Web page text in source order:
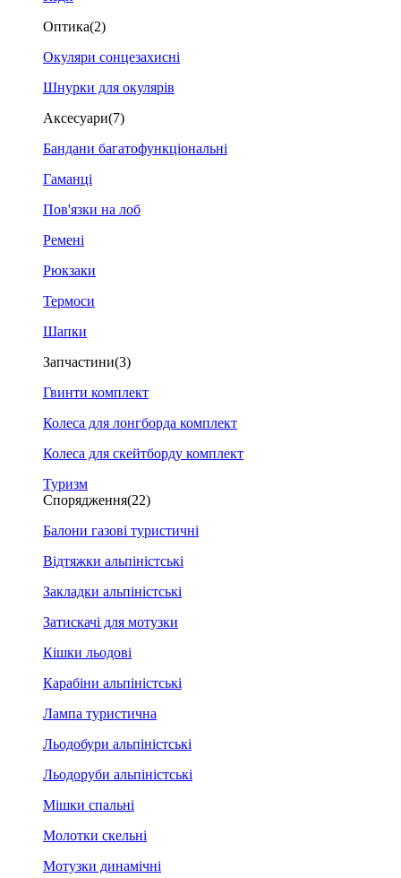
Оптика(2)
Окуляри сонцезахисні
Шнурки для окулярів
Аксесуари(7)
Бандани багатофункціональні
Гаманці
Пов'язки на лоб
Ремені
Рюкзаки
Термоси
Шапки
Запчастини(3)
Гвинти комплект
Колеса для лонгборда комплект
Колеса для скейтборду комплект
Туризм
Спорядження(22)
Балони газові туристичні
Відтяжки альпіністські
Закладки альпіністські
Затискачі для мотузки
Кішки льодові
Карабіни альпіністські
Лампа туристична
Льодобури альпіністські
Льодоруби альпіністські
Мішки спальні
Молотки скельні
Мотузки динамічні